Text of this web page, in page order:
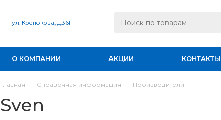
ул. Костюкова, д.36Г
О КОМПАНИИ АКЦИИ КОНТАКТЫ
Главная - Справочная информация - Производители
Sven